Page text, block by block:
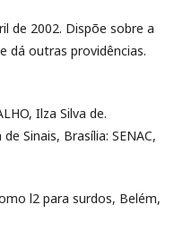
de 2002. Dispõe sobre a
dá outras providências.
Ilza Silva de.
Sinais, Brasília: SENAC,
l2 para surdos, Belém,